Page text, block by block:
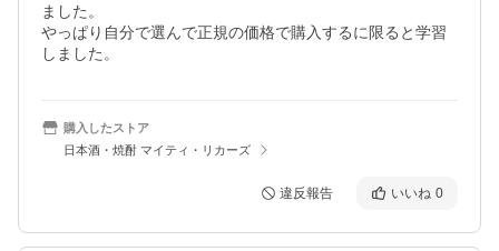
ました。
やっぱり自分で選んで正規の価格で購入するに限ると学習
しました。
購入したストア
日本酒・焼酎 マイティ・リカーズ
違反報告 いいね 0